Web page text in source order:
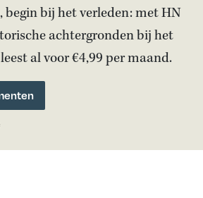
begin bij het verleden: met HN
achtergronden bij het
al voor €4,99 per maand.